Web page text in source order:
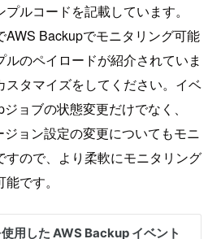
ルコードを記載しています。
AWS Backupでモニタリング可能
のペイロードが紹介されていま
タマイズをしてください。イベ
ョブの状態変更だけでなく、
ョン設定の変更についてもモニ
すので、より柔軟にモニタリング
です。